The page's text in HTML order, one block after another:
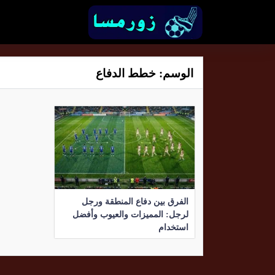
الوسم: خطط الدفاع
الفرق بين دفاع المنطقة ورجل
لرجل: المميزات والعيوب وأفضل
استخدام